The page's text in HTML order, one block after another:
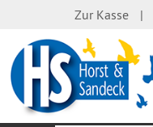
Zur Kasse